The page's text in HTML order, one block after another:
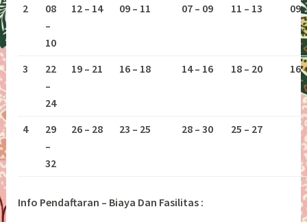
2
08
–
10
12 – 14 09 – 11 07 – 09 11 – 13 09
3
22
–
24
19 – 21 16 – 18 14 – 16 18 – 20 16
4
29
–
32
26 – 28 23 – 25 28 – 30 25 – 27
Info Pendaftaran – Biaya Dan Fasilitas :